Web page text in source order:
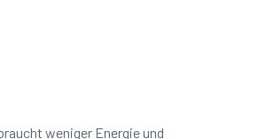
weniger Energie und